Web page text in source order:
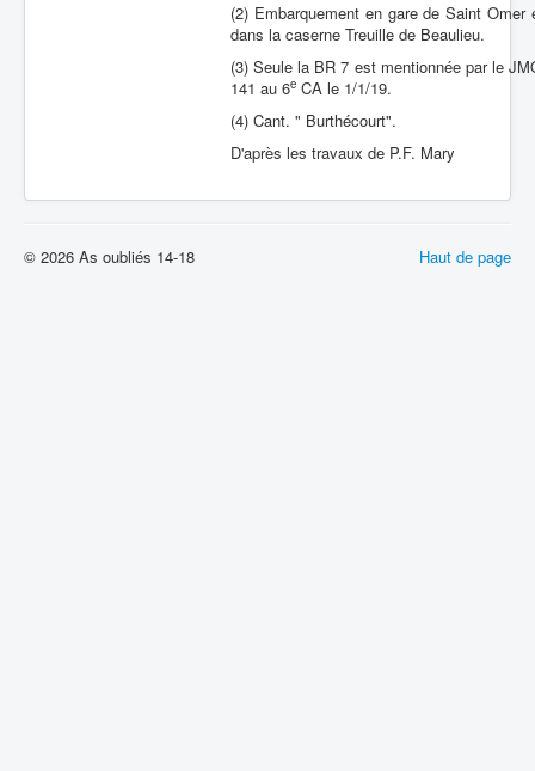
(2) Embarquement en gare de Saint
dans la caserne Treuille de Beaulieu.
(3) Seule la BR 7 est mentionnée par le
141 au 6e CA le 1/1/19.
(4) Cant. " Burthécourt".
D'après les travaux de P.F. Mary
Haut de page
© 2026 As oubliés 14-18